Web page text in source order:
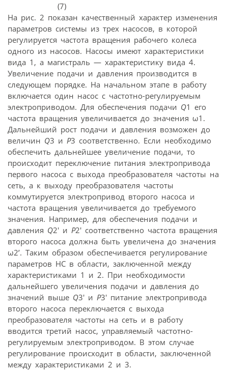
(7)
На рис. 2 показан качественный характер изменения
параметров системы из трех насосов, в которой
регулируется частота вращения рабочего колеса
одного из насосов. Насосы имеют характеристики
вида 1, а магистраль — характеристику вида 4.
Увеличение подачи и давления производится в
следующем порядке. На начальном этапе в работу
включается один насос с частотно-регулируемым
электроприводом. Для обеспечения подачи Q1 его
частота вращения увеличивается до значения ω1.
Дальнейший рост подачи и давления возможен до
величин Q3 и Р3 соответственно. Если необходимо
обеспечить дальнейшее увеличение подачи, то
происходит переключение питания электропривода
первого насоса с выхода преобразователя частоты на
сеть, а к выходу преобразователя частоты
коммутируется электропривод второго насоса и
частота вращения увеличивается до требуемого
значения. Например, для обеспечения подачи и
давления Q2′ и Р2′ соответственно частота вращения
второго насоса должна быть увеличена до значения
ω2’. Таким образом обеспечивается регулирование
параметров НС в области, заключенной между
характеристиками 1 и 2. При необходимости
дальнейшего увеличения подачи и давления до
значений выше Q3′ и Р3′ питание электропривода
второго насоса переключается с выхода
преобразователя частоты на сеть и в работу
вводится третий насос, управляемый частотно-
регулируемым электроприводом. В этом случае
регулирование происходит в области, заключенной
между характеристиками 2 и 3.